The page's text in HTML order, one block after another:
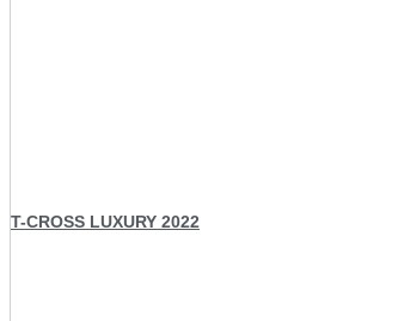
T-CROSS LUXURY 2022